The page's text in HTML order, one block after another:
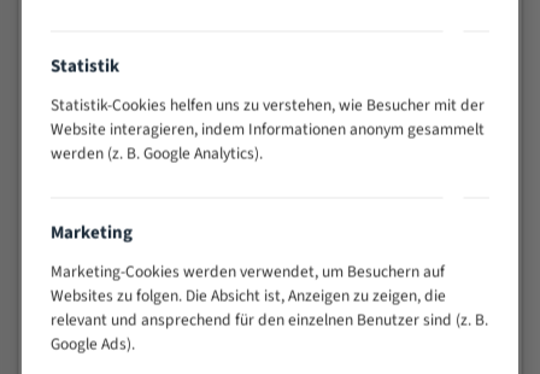
Widerstandsfähig gegen Zahnbruch auch bei
wechselnde Verbindungslängen)
Sehr geringe Vibration
Technische Beschreibung:
Positiver Spanwinkel
Bandkörper aus hochlegiertem Federstahl
Legierte HSS-beschichtete Zahnspitzen
Statistik
Statistik-Cookies helfen uns zu verstehen, wie Besucher mit der
Website interagieren, indem Informationen anonym gesammelt
werden (z. B. Google Analytics).
Marketing
Marketing-Cookies werden verwendet, um Besuchern auf
Websites zu folgen. Die Absicht ist, Anzeigen zu zeigen, die
relevant und ansprechend für den einzelnen Benutzer sind (z. B.
Google Ads).